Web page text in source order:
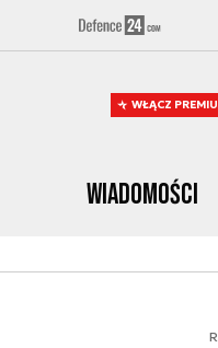
WŁĄCZ
Wiadomości